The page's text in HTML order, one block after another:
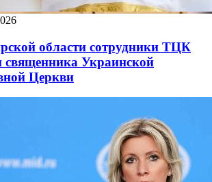
области сотрудники ТЦК
священника Украинской
Церкви